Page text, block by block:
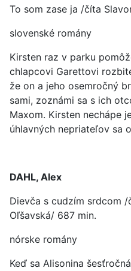
To som zase ja /číta
slovenské romány
Kirsten raz v parku
chlapcovi Garettovi
že on a jeho osemročný
sami, zoznámi sa s ich
Maxom. Kirsten nechápe
úhlavných nepriateľov sa
DAHL, Alex
Dievča s cudzím srdcom
Oľšavská/ 687 min.
nórske romány
Keď sa Alisonina